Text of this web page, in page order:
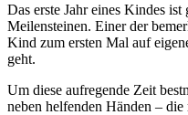
Das erste Jahr eines Kindes
Meilensteinen. Einer der
Kind zum ersten Mal auf
geht.
Um diese aufregende Zeit
neben helfenden Händen –